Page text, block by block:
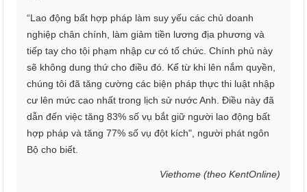
“Lao động bất hợp pháp làm suy yếu các chủ doanh
nghiệp chân chính, làm giảm tiền lương địa phương và
tiếp tay cho tội phạm nhập cư có tổ chức. Chính phủ này
sẽ không dung thứ cho điều đó. Kể từ khi lên nắm quyền,
chúng tôi đã tăng cường các biện pháp thực thi luật nhập
cư lên mức cao nhất trong lịch sử nước Anh. Điều này đã
dẫn đến việc tăng 83% số vụ bắt giữ người lao động bất
hợp pháp và tăng 77% số vụ đột kích", người phát ngôn
Bộ cho biết.
Viethome (theo KentOnline)